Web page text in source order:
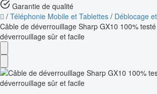
Garantie de qualité
/ Téléphonie Mobile et Tablettes / Déblocage
Câble de déverrouillage Sharp GX10 100%
déverrouillage sûr et facile